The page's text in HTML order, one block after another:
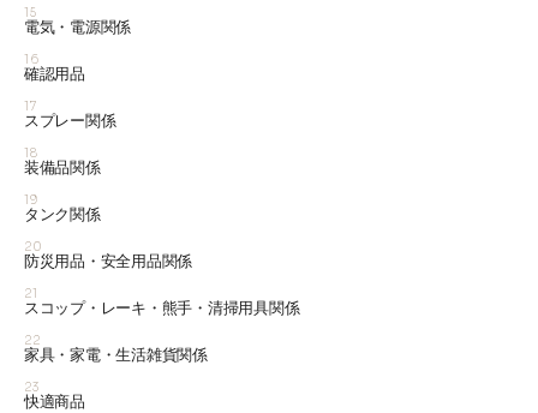
15
電気・電源関係
16
確認用品
17
スプレー関係
18
装備品関係
19
タンク関係
20
防災用品・安全用品関係
21
スコップ・レーキ・熊手・清掃用具関係
22
家具・家電・生活雑貨関係
23
快適商品